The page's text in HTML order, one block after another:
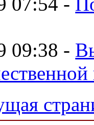
09:38 -